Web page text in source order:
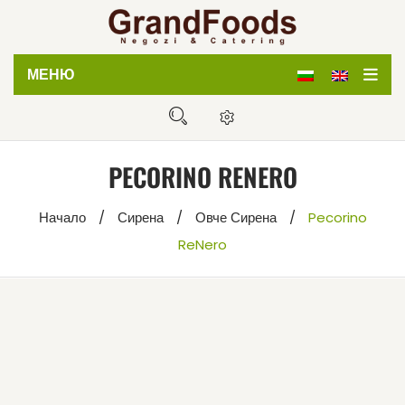
МЕНЮ
Дистрибуция
PECORINO RENERO
Начало / Сирена / Овче Сирена /
Pecorino
ReNero